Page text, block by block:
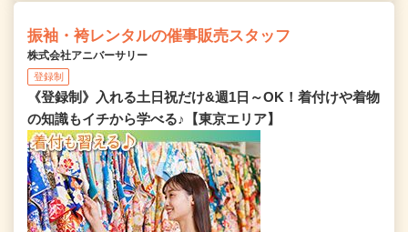
振袖・袴レンタルの催事販売スタッフ
株式会社アニバーサリー
登録制
《登録制》入れる土日祝だけ&週1日～OK！着付けや着物
の知識もイチから学べる♪【東京エリア】